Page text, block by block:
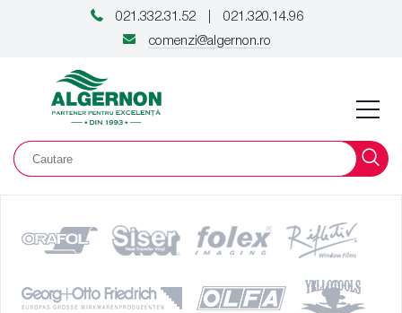
021.332.31.52
021.320.14.96
comenzi@algernon.ro